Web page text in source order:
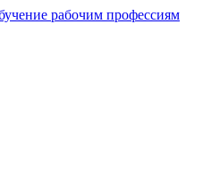
рабочим профессиям